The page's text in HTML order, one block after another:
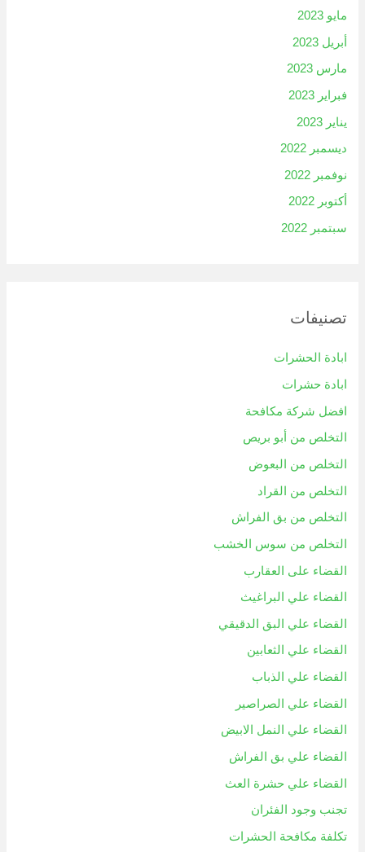
مايو 2023
أبريل 2023
مارس 2023
فبراير 2023
يناير 2023
ديسمبر 2022
نوفمبر 2022
أكتوبر 2022
سبتمبر 2022
تصنيفات
ابادة الحشرات
ابادة حشرات
افضل شركة مكافحة
التخلص من أبو بريص
التخلص من البعوض
التخلص من القراد
التخلص من بق الفراش
التخلص من سوس الخشب
القضاء على العقارب
القضاء علي البراغيث
القضاء علي البق الدقيقي
القضاء علي الثعابين
القضاء علي الذباب
القضاء علي الصراصير
القضاء علي النمل الابيض
القضاء علي بق الفراش
القضاء علي حشرة العث
تجنب وجود الفئران
تكلفة مكافحة الحشرات